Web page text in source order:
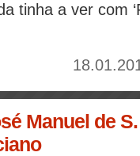
tinha a ver com
Manuel de